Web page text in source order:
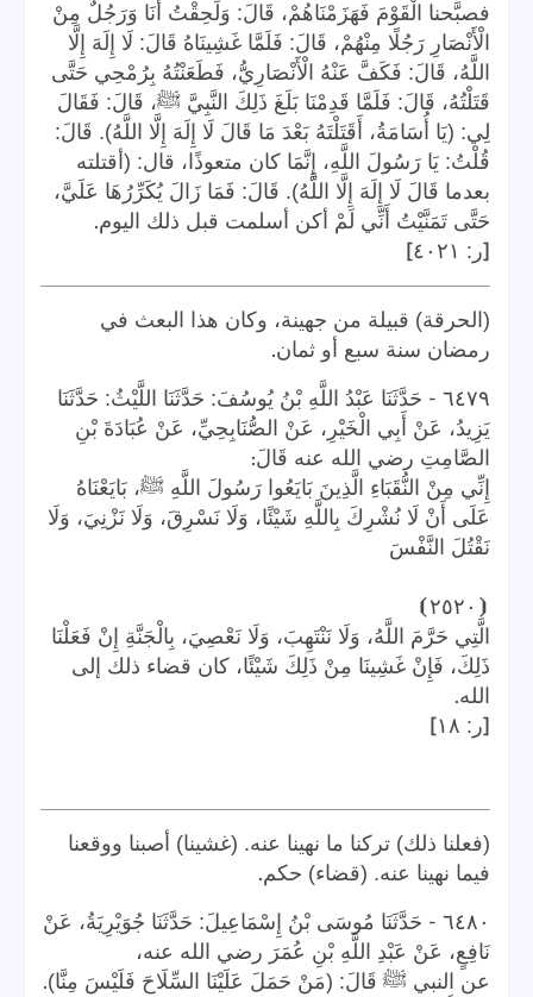
فصبَّحنا الْقَوْمَ فَهَزَمْنَاهُمْ، قَالَ: وَلَحِقْتُ أَنَا وَرَجُلٌ مِنْ
الْأَنْصَارِ رَجُلًا مِنْهُمْ، قَالَ: فَلَمَّا غَشِينَاهُ قَالَ: لَا إِلَهَ إِلَّا
اللَّهُ، قَالَ: فَكَفَّ عَنْهُ الْأَنْصَارِيُّ، فَطَعَنْتُهُ بِرُمْحِي حَتَّى
قَتَلْتُهُ، قَالَ: فَلَمَّا قَدِمْنَا بَلَغَ ذَلِكَ النَّبِيَّ ﷺ، قَالَ: فَقَالَ
لِي: (يَا أُسَامَةُ، أَقَتَلْتَهُ بَعْدَ مَا قَالَ لَا إِلَهَ إِلَّا اللَّهُ). قَالَ:
قُلْتُ: يَا رَسُولَ اللَّهِ، إِنَّمَا كان متعوذًا، قال: (أقتلته
بعدما قَالَ لَا إِلَهَ إِلَّا اللَّهُ). قَالَ: فَمَا زَالَ يُكَرِّرُهَا عَلَيَّ،
حَتَّى تَمَنَّيْتُ أَنِّي لَمْ أكن أسلمت قبل ذلك اليوم.
[ر: ٤٠٢١ ]
(الحرقة) قبيلة من جهينة، وكان هذا البعث في
رمضان سنة سبع أو ثمان.
٦٤٧٩ - حَدَّثَنَا عَبْدُ اللَّهِ بْنُ يُوسُفَ: حَدَّثَنَا اللَّيْثُ: حَدَّثَنَا
يَزِيدُ، عَنْ أَبِي الْخَيْرِ، عَنْ الصُّنَابِحِيِّ، عَنْ عُبَادَةَ بْنِ
الصَّامِتِ رضي الله عنه قَالَ:
إِنِّي مِنْ النُّقَبَاءِ الَّذِينَ بَايَعُوا رَسُولَ اللَّهِ ﷺ، بَايَعْنَاهُ
عَلَى أَنْ لَا نُشْرِكَ بِاللَّهِ شَيْئًا، وَلَا نَسْرِقَ، وَلَا نَزْنِيَ، وَلَا
نَقْتُلَ النَّفْسَ
⦗ ٢٥٢٠ ⦘
الَّتِي حَرَّمَ اللَّهُ، وَلَا نَنْتَهِبَ، وَلَا نَعْصِيَ، بِالْجَنَّةِ إِنْ فَعَلْنَا
ذَلِكَ، فَإِنْ غَشِينَا مِنْ ذَلِكَ شَيْئًا، كان قضاء ذلك إلى
الله.
[ر: ١٨ ]
(فعلنا ذلك) تركنا ما نهينا عنه. (غشينا) أصبنا ووقعنا
فيما نهينا عنه. (قضاء) حكم.
٦٤٨٠ - حَدَّثَنَا مُوسَى بْنُ إِسْمَاعِيلَ: حَدَّثَنَا جُوَيْرِيَةُ، عَنْ
نَافِعٍ، عَنْ عَبْدِ اللَّهِ بْنِ عُمَرَ رضي الله عنه،
عن النبي ﷺ قَالَ: (مَنْ حَمَلَ عَلَيْنَا السِّلَاحَ فَلَيْسَ مِنَّا).